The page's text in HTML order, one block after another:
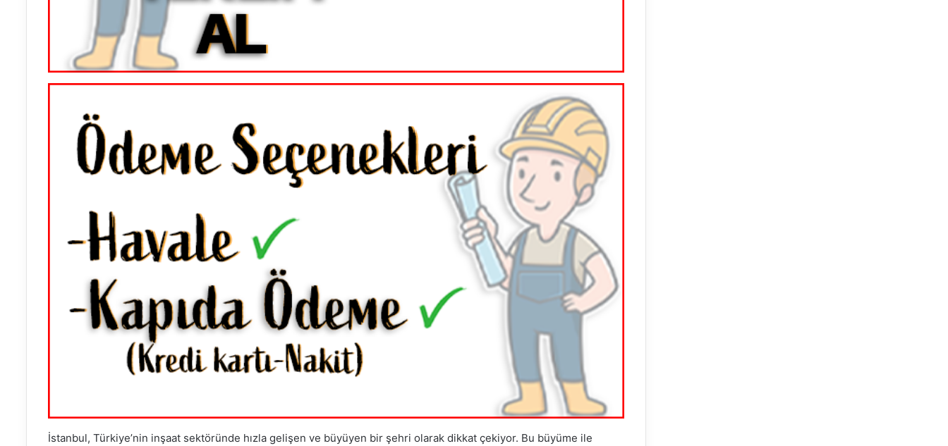
İstanbul, Türkiye’nin inşaat sektöründe hızla gelişen ve büyüyen bir şehri olarak dikkat çekiyor. Bu büyüme ile